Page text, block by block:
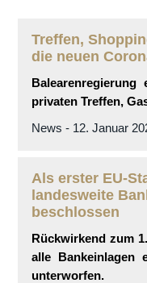
Treffen,
die neuen
Balearenregierung
privaten Treffen,
News - 12. Januar
Als erster EU-
landesweite
beschlossen
Rückwirkend zum
alle Bankeinlagen
unterworfen.